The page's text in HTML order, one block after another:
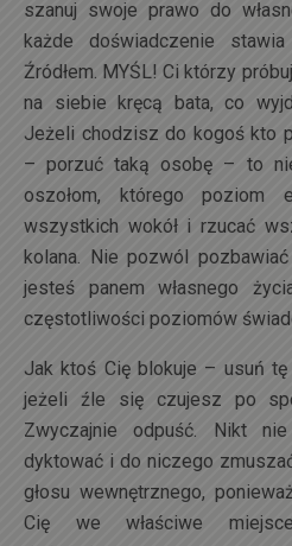
szanuj swoje prawo do
każde doświadczenie
Źródłem. MYŚL! Ci którzy
na siebie kręcą bata, co
Jeżeli chodzisz do kogoś kto
– porzuć taką osobę – to
oszołom, którego poziom
wszystkich wokół i rzucać
kolana. Nie pozwól
jesteś panem własnego
częstotliwości poziomów
Jak ktoś Cię blokuje – usuń
jeżeli źle się czujesz po
Zwyczajnie odpuść. Nikt
dyktować i do niczego
głosu wewnętrznego,
Cię we właściwe